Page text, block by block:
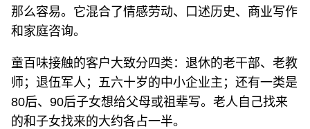
那么容易。它混合了情感劳动、口述历史、商业写作
和家庭咨询。
童百味接触的客户大致分四类：退休的老干部、老教
师；退伍军人；五六十岁的中小企业主；还有一类是
80后、90后子女想给父母或祖辈写。老人自己找来
的和子女找来的大约各占一半。